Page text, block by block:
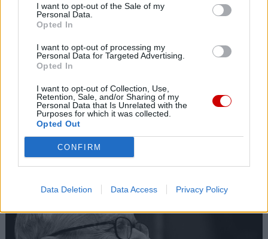
I want to opt-out of the Sale of my
Personal Data.
Opted In
I want to opt-out of processing my
Personal Data for Targeted Advertising.
Opted In
I want to opt-out of Collection, Use,
Retention, Sale, and/or Sharing of my
Personal Data that Is Unrelated with the
Purposes for which it was collected.
Opted Out
CONFIRM
Data Deletion Data Access Privacy Policy
Kard. Sarah: Obrzędów nie można arbitralnie znosić